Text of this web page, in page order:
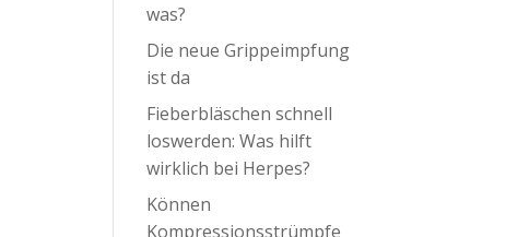
was?
Die neue Grippeimpfung
ist da
Fieberbläschen schnell
loswerden: Was hilft
wirklich bei Herpes?
Können
Kompressionsstrümpfe